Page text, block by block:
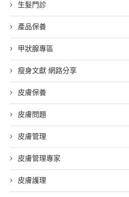
生髮門診
產品保養
甲狀腺專區
瘦身文獻 網路分享
皮膚保養
皮膚問題
皮膚管理
皮膚管理專家
皮膚護理